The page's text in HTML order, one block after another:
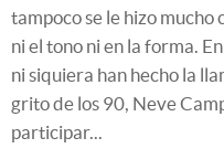
tampoco se le hizo mucho
ni el tono ni en la forma.
ni siquiera han hecho la
grito de los 90, Neve
participar...